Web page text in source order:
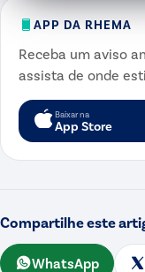
APP DA RHEMA
Receba um aviso
assista de onde
Baixar na
App Store
Compartilhe este
WhatsApp